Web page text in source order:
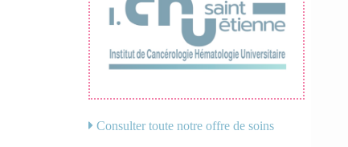
Consulter toute notre offre de soins